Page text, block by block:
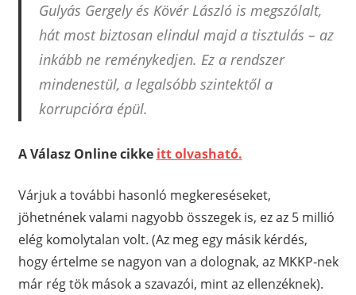
Gulyás Gergely és Kövér László is megszólalt,
hát most biztosan elindul majd a tisztulás – az
inkább ne reménykedjen. Ez a rendszer
mindenestül, a legalsóbb szintektől a
korrupcióra épül.
A Válasz Online cikke itt olvasható.
Várjuk a további hasonló megkereséseket,
jöhetnének valami nagyobb összegek is, ez az 5 millió
elég komolytalan volt. (Az meg egy másik kérdés,
hogy értelme se nagyon van a dolognak, az MKKP-nek
már rég tök mások a szavazói, mint az ellenzéknek).